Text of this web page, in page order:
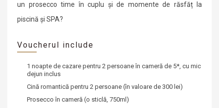
un prosecco time în cuplu și de momente de răsfăț la
piscină și SPA?
Voucherul include
1 noapte de cazare pentru 2 persoane în cameră de 5*, cu mic
dejun inclus
Cină romantică pentru 2 persoane (în valoare de 300 lei)
Prosecco în cameră (o sticlă, 750ml)